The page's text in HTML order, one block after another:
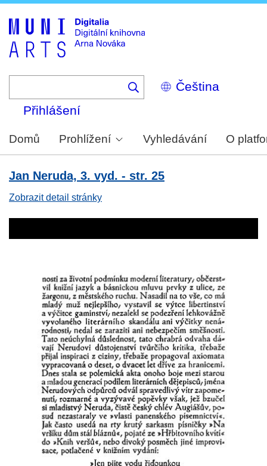
Select
your
Přihlášení
Domů Prohlížení Vyhledávání O
Jan Neruda, 3. vyd. - str. 25
Zobrazit detail stránky